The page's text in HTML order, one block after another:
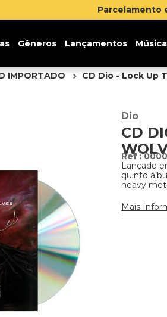
Parcelamento
Gêneros Lançamentos Música
IMPORTADO CD Dio - Lock Up
Dio
CD
:
Lançado
quinto
heavy
Mais